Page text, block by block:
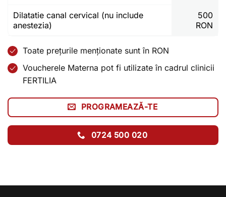
Dilatatie canal cervical (nu include
anestezia)
500
RON
Toate prețurile menționate sunt în RON
Voucherele Materna pot fi utilizate în cadrul clinicii
FERTILIA
PROGRAMEAZĂ-TE
0724 500 020